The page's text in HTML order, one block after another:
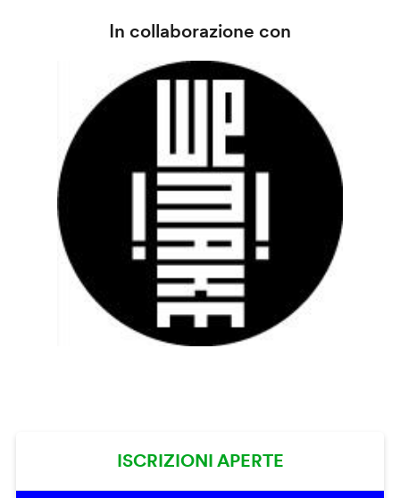
In collaborazione con
ISCRIZIONI APERTE